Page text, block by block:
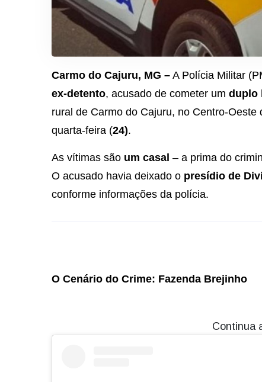
Carmo do Cajuru, MG – A Polícia Militar
ex-detento, acusado de cometer um duplo
rural de Carmo do Cajuru, no Centro-
quarta-feira (24).
As vítimas são um casal – a prima do
O acusado havia deixado o presídio de
conforme informações da polícia.
O Cenário do Crime: Fazenda Brejinho
Continua